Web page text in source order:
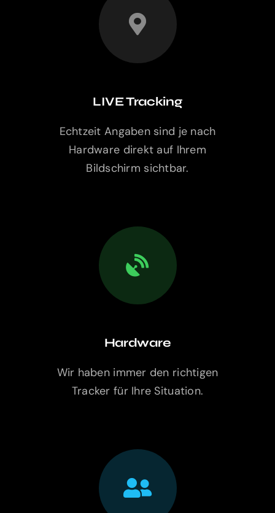
LIVE Tracking
Hardware direkt auf Ihrem
Bildschirm sichtbar.
Hardware
Tracker für Ihre Situation.